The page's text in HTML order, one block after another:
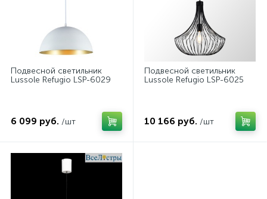
Подвесной светильник
Lussole Refugio LSP-6029
6 099 руб. /шт
Подвесной светильник
Lussole Refugio LSP-6025
10 166 руб. /шт